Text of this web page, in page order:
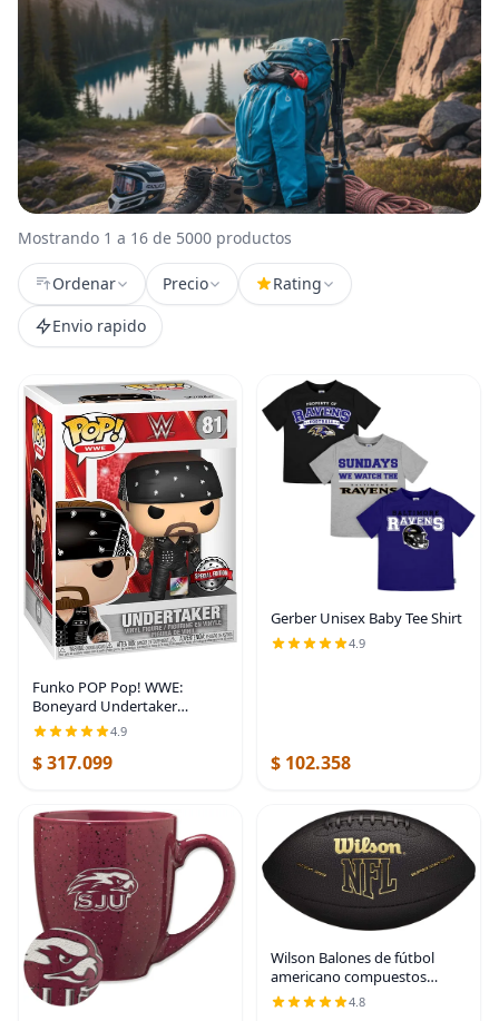
Mostrando 1 a 16 de 5000 productos
Ordenar Precio
Rating
Envio rapido
Funko POP Pop! WWE:
Boneyard Undertaker
Exclusivo de Amazon,
Multicolor
4.9
$ 317.099
Gerber Unisex Baby Tee Shirt
4.9
$ 102.358
Wilson Balones de fútbol
americano compuestos
Super Grip de la NFL
4.8